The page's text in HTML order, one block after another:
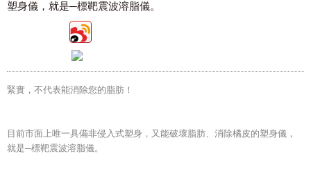
塑身儀，就是─標靶震波溶脂儀。
緊實，不代表能消除您的脂肪！
目前市面上唯一具備非侵入式塑身，又能破壞脂肪、消除橘皮的塑身儀，
就是─標靶震波溶脂儀。